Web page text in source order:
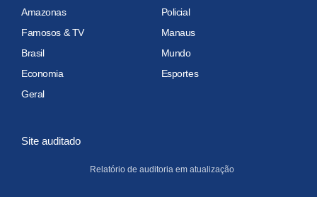
Amazonas
Policial
Famosos & TV
Manaus
Brasil
Mundo
Economia
Esportes
Geral
Site auditado
Relatório de auditoria em atualização